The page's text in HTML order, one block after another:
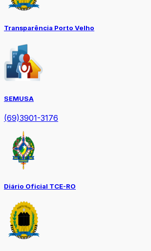
Transparência Porto Velho
SEMUSA
(69)3901-3176
Diário Oficial TCE-RO